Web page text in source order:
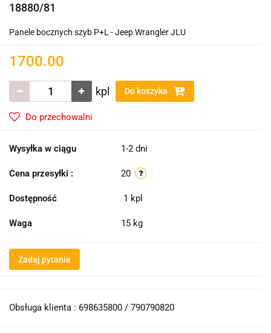
18880/81
Panele bocznych szyb P+L - Jeep Wrangler JLU
1700.00
kpl Do koszyka
Do przechowalni
Wysyłka w ciągu 1-2 dni
Cena przesyłki : 20
Dostępność 1 kpl
Waga 15 kg
Zadaj pytanie
Obsługa klienta : 698635800 / 790790820